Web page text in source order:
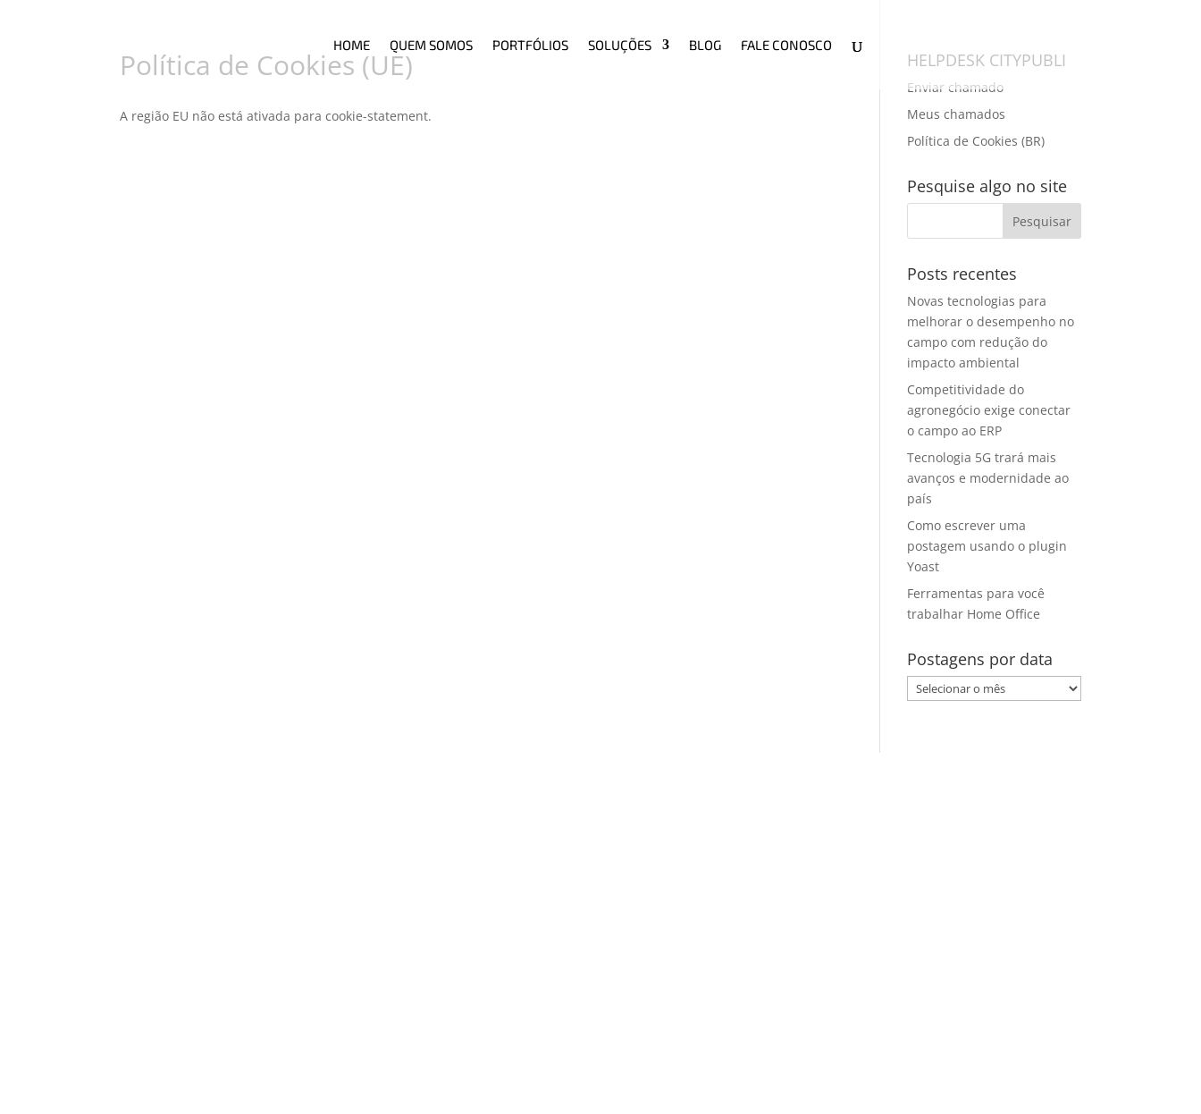
HOME QUEM SOMOS PORTFÓLIOS SOLUÇÕES BLOG FALE CONOSCO
Política de Cookies (UE)
A região EU não está ativada para cookie-statement.
HELPDESK CITYPUBLI
Enviar chamado
Meus chamados
Política de Cookies (BR)
Pesquise algo no site
Posts recentes
Novas tecnologias para
melhorar o desempenho no
campo com redução do
impacto ambiental
Competitividade do
agronegócio exige conectar
o campo ao ERP
Tecnologia 5G trará mais
avanços e modernidade ao
país
Como escrever uma
postagem usando o plugin
Yoast
Ferramentas para você
trabalhar Home Office
Postagens por data
Postagens
por